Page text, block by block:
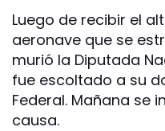
Luego de recibir el
aeronave que se
murió la Diputada
fue escoltado a su
Federal. Mañana se
causa.